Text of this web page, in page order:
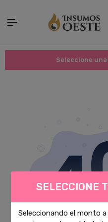
Seleccione
SELECCIONE
Seleccionando el monto